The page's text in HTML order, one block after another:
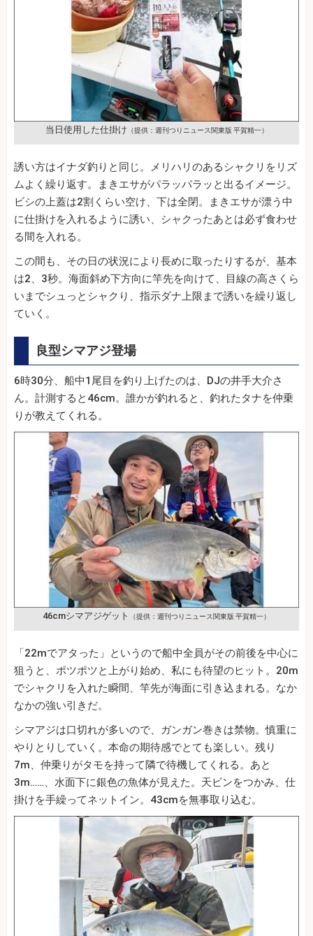
当日使用した仕掛け （提供：週刊つりニュース関東版 平賀精一）
誘い方はイナダ釣りと同じ。メリハリのあるシャクリをリズ
ムよく繰り返す。まきエサがパラッパラッと出るイメージ。
ビシの上蓋は2割くらい空け、下は全閉。まきエサが漂う中
に仕掛けを入れるように誘い、シャクったあとは必ず食わせ
る間を入れる。
この間も、その日の状況により長めに取ったりするが、基本
は2、3秒。海面斜め下方向に竿先を向けて、目線の高さくら
いまでシュっとシャクり、指示ダナ上限まで誘いを繰り返し
ていく。
良型シマアジ登場
6時30分、船中1尾目を釣り上げたのは、DJの井手大介さ
ん。計測すると46cm。誰かが釣れると、釣れたタナを仲乗
りが教えてくれる。
46cmシマアジゲット （提供：週刊つりニュース関東版 平賀精一）
「22mでアタった」というので船中全員がその前後を中心に
狙うと、ポツポツと上がり始め、私にも待望のヒット。20m
でシャクリを入れた瞬間、竿先が海面に引き込まれる。なか
なかの強い引きだ。
シマアジは口切れが多いので、ガンガン巻きは禁物。慎重に
やりとりしていく。本命の期待感でとても楽しい。残り
7m、仲乗りがタモを持って隣で待機してくれる。あと
3m……、水面下に銀色の魚体が見えた。天ビンをつかみ、仕
掛けを手繰ってネットイン。43cmを無事取り込む。